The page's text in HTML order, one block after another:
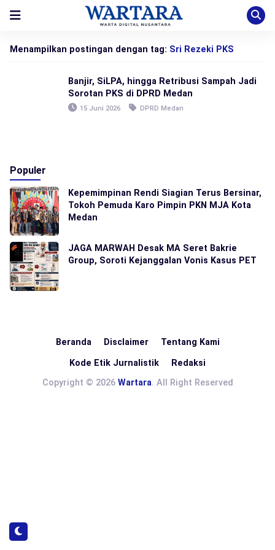
Menampilkan postingan dengan tag: Sri Rezeki PKS
Banjir, SiLPA, hingga Retribusi Sampah Jadi
Sorotan PKS di DPRD Medan
15 Juni 2026 DPRD Medan
Populer
Kepemimpinan Rendi Siagian Terus Bersinar,
Tokoh Pemuda Karo Pimpin PKN MJA Kota
Medan
JAGA MARWAH Desak MA Seret Bakrie
Group, Soroti Kejanggalan Vonis Kasus PET
Beranda Disclaimer Tentang Kami
Kode Etik Jurnalistik
Redaksi
Copyright © 2026 Wartara. All Right Reserved